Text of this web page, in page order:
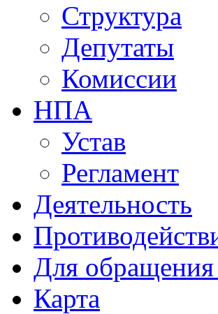
Структура
Депутаты
Комиссии
НПА
Устав
Регламент
Деятельность
Для
Карта